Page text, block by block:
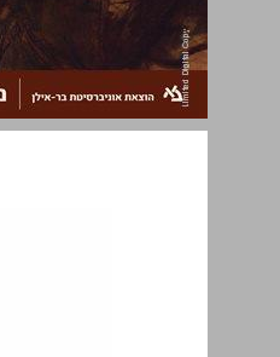
בין קנאות לחסד מגמות אנטי-קנאיות במחשבת חז"ל ... 0